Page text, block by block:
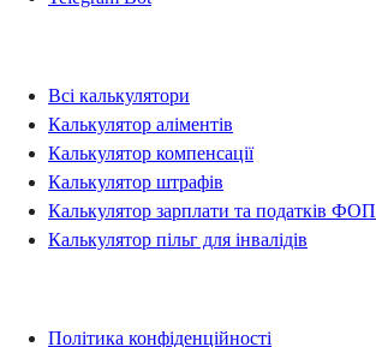
Всі калькулятори
Калькулятор аліментів
Калькулятор компенсації
Калькулятор штрафів
Калькулятор зарплати та податків ФОП
Калькулятор пільг для інвалідів
Політика конфіденційності